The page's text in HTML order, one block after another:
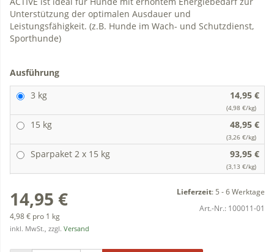
Unterstützung der optimalen Ausdauer und
Leistungsfähigkeit. (z.B. Hunde im Wach- und Schutzdienst,
Sporthunde)
Ausführung
3 kg
14,95 €
(4,98 €/kg)
15 kg 48,95 €
(3,26 €/kg)
Sparpaket 2 x 15 kg 93,95 €
(3,13 €/kg)
14,95 €
4,98 € pro 1 kg
inkl. MwSt., zzgl. Versand
Lieferzeit: 5 - 6 Werktage
Art.-Nr.: 100011-01